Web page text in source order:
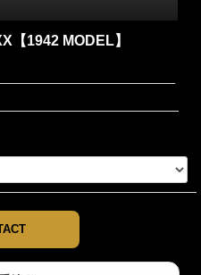
1942 MODEL】